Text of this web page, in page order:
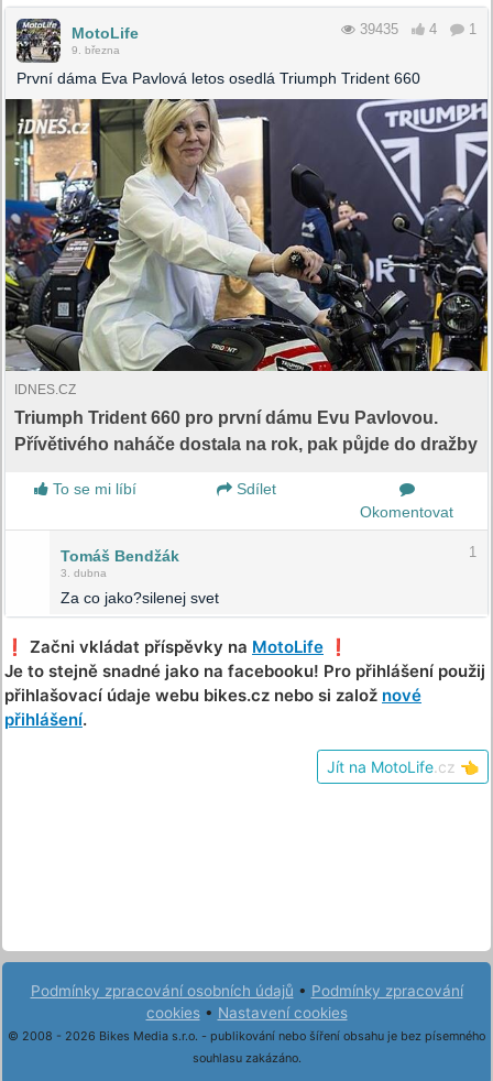
MotoLife
9. března
39435 4 1
První dáma Eva Pavlová letos osedlá Triumph Trident 660
IDNES.CZ
Triumph Trident 660 pro první dámu Evu Pavlovou.
Přívětivého naháče dostala na rok, pak půjde do dražby
To se mi líbí
Sdílet
Okomentovat
Tomáš Bendžák
3. dubna
1
Za co jako?silenej svet
❗️ Začni vkládat příspěvky na MotoLife ❗️
Je to stejně snadné jako na facebooku! Pro přihlášení použij
přihlašovací údaje webu bikes.cz nebo si založ nové
přihlášení.
Jít na MotoLife .cz 👈
Podmínky zpracování osobních údajů • Podmínky zpracování
cookies• Nastavení cookies
© 2008 - 2026 Bikes Media s.r.o. - publikování nebo šíření obsahu je bez písemného
souhlasu zakázáno.